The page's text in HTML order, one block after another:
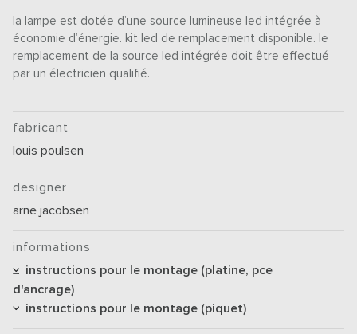
la lampe est dotée d’une source lumineuse led intégrée à
économie d’énergie. kit led de remplacement disponible. le
remplacement de la source led intégrée doit être effectué
par un électricien qualifié.
fabricant
louis poulsen
designer
arne jacobsen
informations
instructions pour le montage (platine, pce
d'ancrage)
instructions pour le montage (piquet)